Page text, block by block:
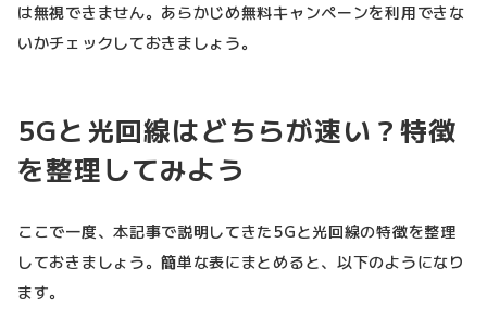
は無視できません。あらかじめ無料キャンペーンを利用できな
いかチェックしておきましょう。
5Gと光回線はどちらが速い？特徴
を整理してみよう
ここで一度、本記事で説明してきた5Gと光回線の特徴を整理
しておきましょう。簡単な表にまとめると、以下のようになり
ます。